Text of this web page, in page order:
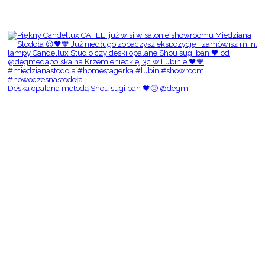
Deska opalana metodą Shou sugi ban 🖤😌 @degm